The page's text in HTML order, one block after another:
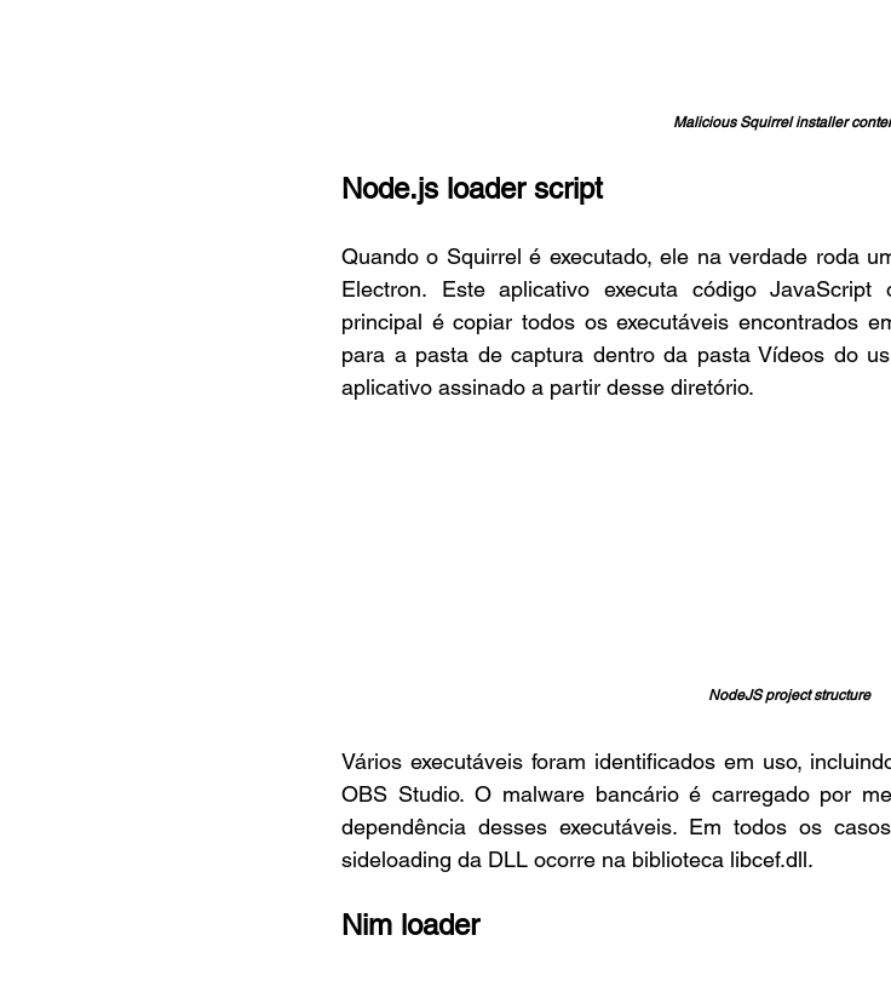
Malicious Squirrel installer
Node.js loader script
Quando o Squirrel é executado, ele na verdade roda
Electron. Este aplicativo executa código JavaScript
principal é copiar todos os executáveis encontrados
para a pasta de captura dentro da pasta Vídeos do
aplicativo assinado a partir desse diretório.
NodeJS project structure
Vários executáveis foram identificados em uso,
OBS Studio. O malware bancário é carregado por
dependência desses executáveis. Em todos os
sideloading da DLL ocorre na biblioteca libcef.dll.
Nim loader